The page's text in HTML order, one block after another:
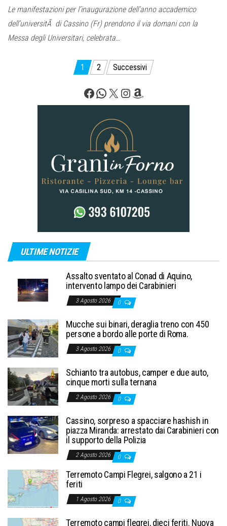
Le manifestazioni per l’inaugurazione dell’anno accademico
dell’universitÃ di Cassino (Fr) prendono il via domani con la
Messa degli Universitari, celebrata…
Paginazione
articoli
1 2 Successivi
Facebook
WhatsApp
X Instagram
Amazon
ULTIME NOTIZIE
Assalto sventato al Conad di Aquino,
intervento lampo dei Carabinieri
3 Agosto 2026 0
Mucche sui binari, deraglia treno con 450
persone a bordo alle porte di Roma.
3 Agosto 2026 0
Schianto tra autobus, camper e due auto,
cinque morti sulla ternana
2 Agosto 2026 0
Cassino, sorpreso a spacciare hashish in
piazza Miranda: arrestato dai Carabinieri con
il supporto della Polizia
2 Agosto 2026 0
Terremoto Campi Flegrei, salgono a 21 i
feriti
1 Agosto 2026 0
Terremoto campi flegrei, dieci feriti. Nuova